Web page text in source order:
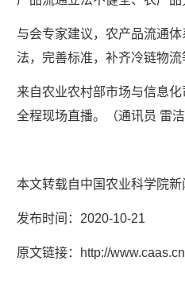
与会专家建议，农产品流通
法，完善标准，补齐冷链物
来自农业农村部市场与信息
全程现场直播。（通讯员 雷洁
本文转载自中国农业科学院新
发布时间：2020-10-21
原文链接： http://